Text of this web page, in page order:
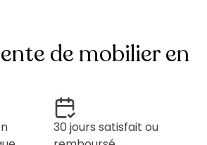
de mobilier en
30 jours satisfait ou